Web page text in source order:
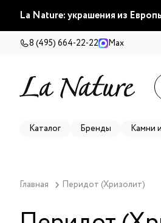
La Nature: украшения из
8 (495) 664-22-22 Max
Каталог Бренды Камни
Главная Перидот (Хризолит)